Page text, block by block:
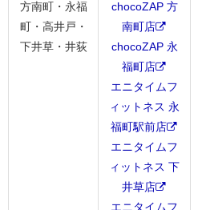
方南町・永福
町・高井戸・
下井草・井荻
chocoZAP 方
南町店
chocoZAP 永
福町店
エニタイムフ
ィットネス 永
福町駅前店
エニタイムフ
ィットネス 下
井草店
エニタイムフ